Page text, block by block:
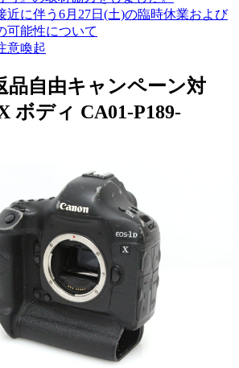
近に伴う6月27日(土)の臨時休業および
可能性について
意喚起
品自由キャンペーン対
ボディ CA01-P189-